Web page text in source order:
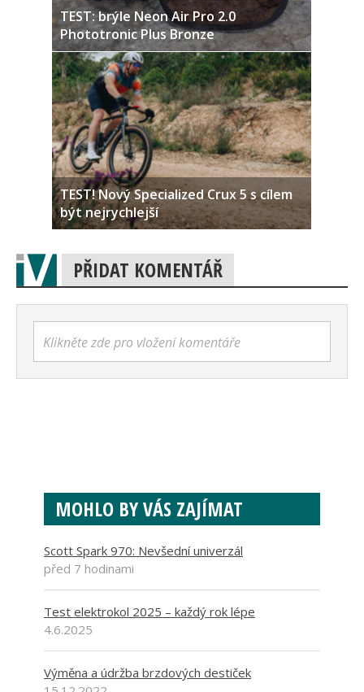
TEST: brýle Neon Air Pro 2.0
Phototronic Plus Bronze
TEST! Nový Specialized Crux 5 s cílem
být nejrychlejší
PŘIDAT KOMENTÁŘ
Klikněte zde pro vložení komentáře
MOHLO BY VÁS ZAJÍMAT
Scott Spark 970: Nevšední univerzál
před 7 hodinami
Test elektrokol 2025 – každý rok lépe
4.6.2025
Výměna a údržba brzdových destiček